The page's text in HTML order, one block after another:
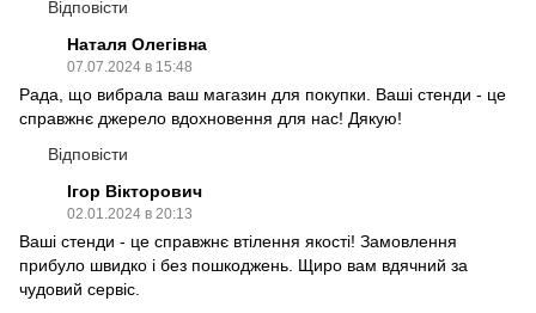
Відповісти
Наталя Олегівна
07.07.2024 в 15:48
Рада, що вибрала ваш магазин для покупки. Ваші стенди - це
справжнє джерело вдохновення для нас! Дякую!
Відповісти
Ігор Вікторович
02.01.2024 в 20:13
Ваші стенди - це справжнє втілення якості! Замовлення
прибуло швидко і без пошкоджень. Щиро вам вдячний за
чудовий сервіс.